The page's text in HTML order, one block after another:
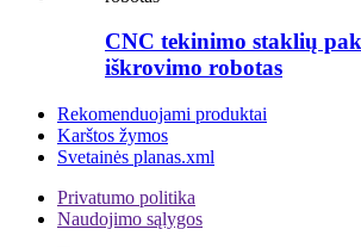
CNC tekinimo staklių
iškrovimo robotas
Rekomenduojami produktai
Karštos žymos
Svetainės planas.xml
Privatumo politika
Naudojimo sąlygos